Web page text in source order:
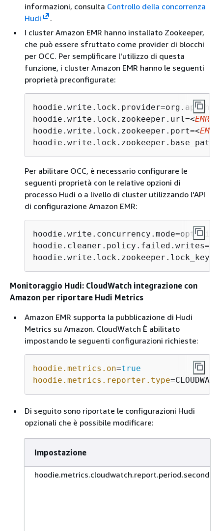
informazioni, consulta Controllo della concorrenza
Hudi
.
I cluster Amazon EMR hanno installato Zookeeper,
che può essere sfruttato come provider di blocchi
per OCC. Per semplificare l'utilizzo di questa
funzione, i cluster Amazon EMR hanno le seguenti
proprietà preconfigurate:
hoodie.write.lock.zookeeper.url=<EMR
hoodie.write.lock.zookeeper.port=<
Per abilitare OCC, è necessario configurare le
seguenti proprietà con le relative opzioni di
processo Hudi o a livello di cluster utilizzando l'API
di configurazione Amazon EMR:
hoodie.write.lock.zookeeper.lock_key=
Monitoraggio Hudi: CloudWatch integrazione con
Amazon per riportare Hudi Metrics
Amazon EMR supporta la pubblicazione di Hudi
Metrics su Amazon. CloudWatch È abilitato
impostando le seguenti configurazioni richieste:
hoodie.metrics.on=true
hoodie.metrics.reporter.type
Di seguito sono riportate le configurazioni Hudi
opzionali che è possibile modificare:
Impostazione
hoodie.metrics.cloudwatch.report.period.seconds